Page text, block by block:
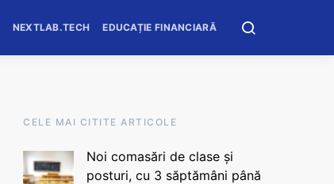
NEXTLAB.TECH EDUCAȚIE FINANCIARĂ
CELE MAI CITITE ARTICOLE
Noi comasări de clase și
posturi, cu 3 săptămâni până